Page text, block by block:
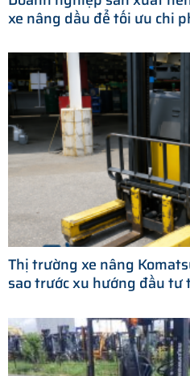
xe nâng dầu để tối ưu chi
Thị trường xe nâng
sao trước xu hướng đầu tư